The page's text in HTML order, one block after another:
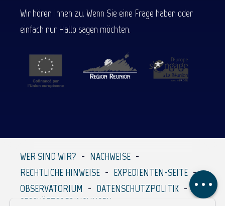
Kommentare
Wir hören Ihnen zu. Wenn Sie eine Frage haben oder
einfach nur Hallo sagen möchten.
WER SIND WIR?
NACHWEISE
RECHTLICHE HINWEISE
EXPEDIENTEN-SEITE
OBSERVATORIUM
DATENSCHUTZPOLITIK
GESCHÄFTSBEDINGUNGEN